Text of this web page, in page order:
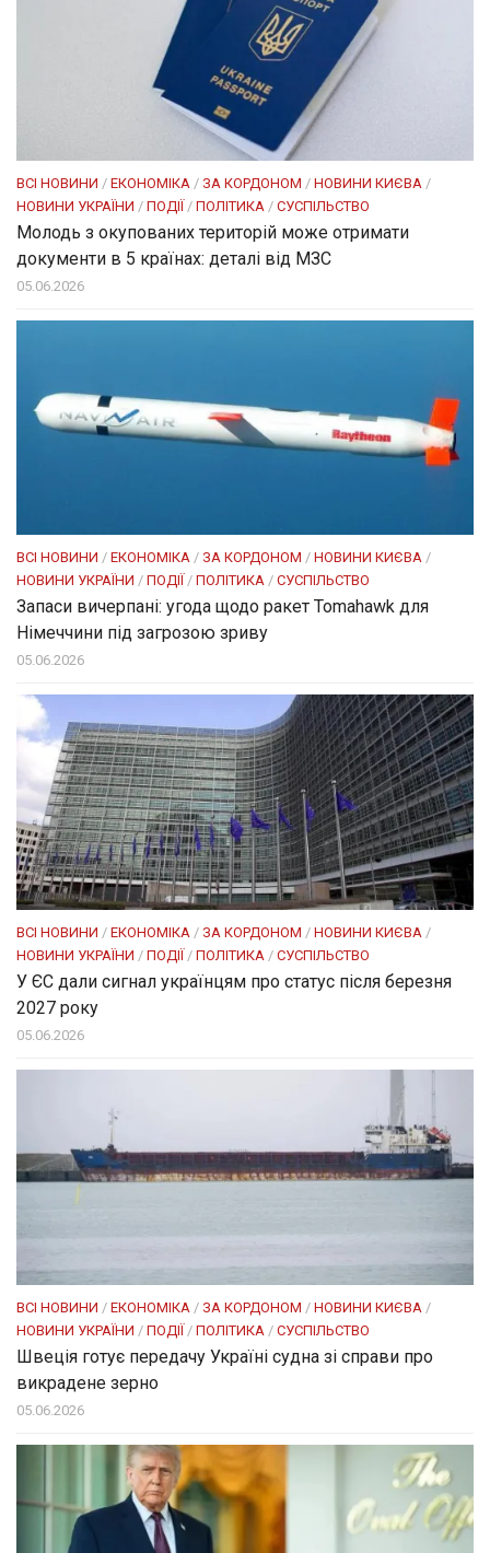
ВСІ НОВИНИ / ЕКОНОМІКА / ЗА КОРДОНОМ / НОВИНИ КИЄВА /
НОВИНИ УКРАЇНИ / ПОДІЇ/ ПОЛІТИКА / СУСПІЛЬСТВО
Молодь з окупованих територій може отримати
документи в 5 країнах: деталі від МЗС
05.06.2026
ВСІ НОВИНИ / ЕКОНОМІКА / ЗА КОРДОНОМ / НОВИНИ КИЄВА /
НОВИНИ УКРАЇНИ / ПОДІЇ / ПОЛІТИКА / СУСПІЛЬСТВО
Запаси вичерпані: угода щодо ракет Tomahawk для
Німеччини під загрозою зриву
05.06.2026
ВСІ НОВИНИ / ЕКОНОМІКА / ЗА КОРДОНОМ / НОВИНИ КИЄВА /
НОВИНИ УКРАЇНИ / ПОДІЇ / ПОЛІТИКА / СУСПІЛЬСТВО
У ЄС дали сигнал українцям про статус після березня
2027 року
05.06.2026
ВСІ НОВИНИ / ЕКОНОМІКА / ЗА КОРДОНОМ / НОВИНИ КИЄВА /
НОВИНИ УКРАЇНИ / ПОДІЇ / ПОЛІТИКА / СУСПІЛЬСТВО
Швеція готує передачу Україні судна зі справи про
викрадене зерно
05.06.2026